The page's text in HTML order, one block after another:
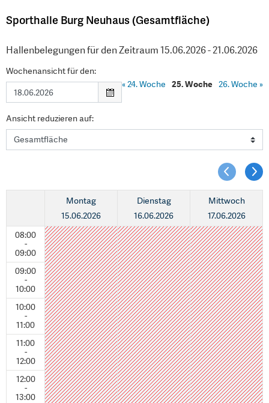
Sporthalle Burg Neuhaus (Gesamtfläche)
Hallenbelegungen für den Zeitraum 15.06.2026 - 21.06.2026
Wochenansicht für den:
«24. Woche 25. Woche 26. Woche »
Ansicht reduzieren auf:
08:00
-
09:00
09:00
-
10:00
10:00
-
11:00
11:00
-
12:00
12:00
-
13:00
Montag
15.06.2026
Dienstag
16.06.2026
Mittwoch
17.06.2026